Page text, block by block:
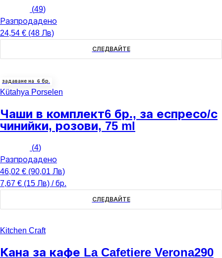
(49)
Разпродадено
24,54 € (48 Лв)
СЛЕДВАЙТЕ
задаване на 6 бр.
Kütahya Porselen
Чаши в комплект6 бр., за еспресо/с
чинийки, розови, 75 ml
(4)
Разпродадено
46,02 € (90,01 Лв)
7,67 € (15 Лв) / бр.
СЛЕДВАЙТЕ
Kitchen Craft
Кана за кафе La Cafetiere Verona290